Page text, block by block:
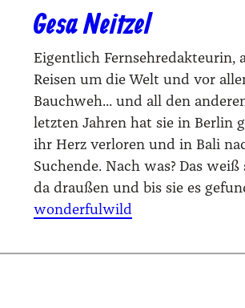
Gesa Neitzel
Eigentlich Fernsehredakteurin,
Reisen um die Welt und vor
Bauchweh... und all den
letzten Jahren hat sie in Berlin
ihr Herz verloren und in Bali
Suchende. Nach was? Das
da draußen und bis sie es
wonderfulwild